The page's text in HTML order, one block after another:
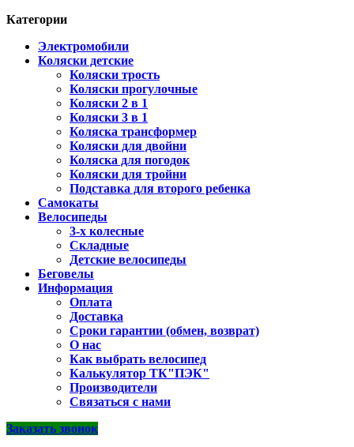
Категории
Электромобили
Коляски детские
Коляски трость
Коляски прогулочные
Коляски 2 в 1
Коляски 3 в 1
Коляска трансформер
Коляски для двойни
Коляска для погодок
Коляски для тройни
Подставка для второго ребенка
Самокаты
Велосипеды
3-х колесные
Складные
Детские велосипеды
Беговелы
Информация
Оплата
Доставка
Сроки гарантии (обмен, возврат)
О нас
Как выбрать велосипед
Калькулятор ТК"ПЭК"
Производители
Связаться с нами
Заказать звонок